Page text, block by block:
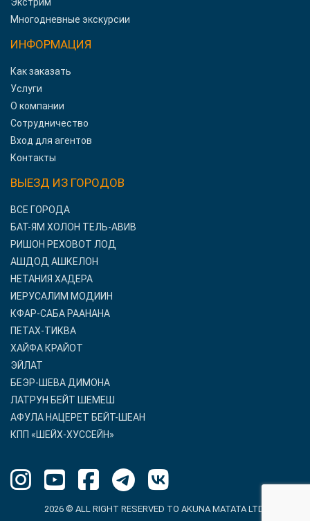
Многодневные экскурсии
ИНФОРМАЦИЯ
Как заказать
Услуги
О компании
Сотрудничество
Вход для агентов
Контакты
ВЫЕЗД ИЗ ГОРОДОВ
ВСЕ ГОРОДА
БАТ-ЯМ ХОЛОН ТЕЛЬ-АВИВ
РИШОН РЕХОВОТ ЛОД
АШДОД АШКЕЛОН
НЕТАНИЯ ХАДЕРА
ИЕРУСАЛИМ МОДИИН
КФАР-САБА РААНАНА
ПЕТАХ-ТИКВА
ХАЙФА КРАЙОТ
ЭЙЛАТ
БЕЭР-ШЕВА ДИМОНА
ЛАТРУН БЕЙТ ШЕМЕШ
АФУЛА НАЦЕРЕТ БЕЙТ-ШЕАН
КПП «ШЕЙХ-ХУССЕЙН»
2026 © ALL RIGHT RESERVED TO AKUNA MATATA LTD.